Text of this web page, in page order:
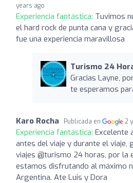
years ago
Experiencia fantástica: Tuvimos
el hard rock de punta cana y
fue una experiencia maravillosa
Turismo 24
Gracias Layne,
te esperamos
Karo Rocha Publicada en 2
Experiencia fantástica: Excelente
antes del viaje y durante el viaje,
viajes @turismo 24 horas, por la
estamos disfrutando al máximo
Argentina. Ate Luis y Dora